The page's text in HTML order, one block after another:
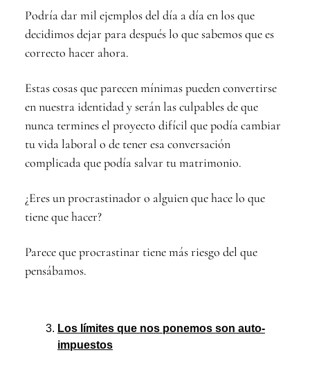
Podría dar mil ejemplos del día a día en los que
decidimos dejar para después lo que sabemos que es
correcto hacer ahora.
Estas cosas que parecen mínimas pueden convertirse
en nuestra identidad y serán las culpables de que
nunca termines el proyecto difícil que podía cambiar
tu vida laboral o de tener esa conversación
complicada que podía salvar tu matrimonio.
¿Eres un procrastinador o alguien que hace lo que
tiene que hacer?
Parece que procrastinar tiene más riesgo del que
pensábamos.
Los límites que nos ponemos son auto-
impuestos